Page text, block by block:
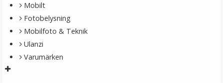
Mobilt
Fotobelysning
Mobilfoto & Teknik
Ulanzi
Varumärken